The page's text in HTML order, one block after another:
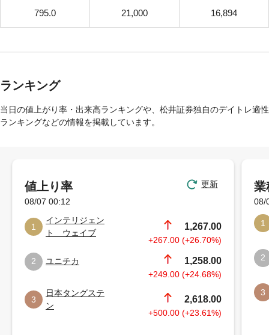
795.0 21,000 16,894
ランキング
当日の値上がり率・出来高ランキングや、松井証券独自のデイトレ適性
ランキングなどの情報を掲載しています。